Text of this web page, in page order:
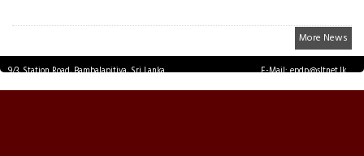
More News
9/3, Station Road, Bambalapitiya, Sri Lanka.
E-Mail: epdp@sltnet.lk